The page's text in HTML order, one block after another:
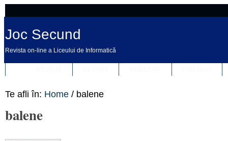
Joc Secund
Revista on-line a Liceului de Informatică
Te afli în: Home / balene
balene